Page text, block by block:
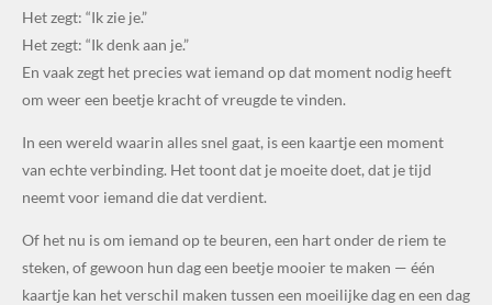
Het zegt: “Ik zie je.”
Het zegt: “Ik denk aan je.”
En vaak zegt het precies wat iemand op dat moment nodig heeft
om weer een beetje kracht of vreugde te vinden.
In een wereld waarin alles snel gaat, is een kaartje een moment
van echte verbinding. Het toont dat je moeite doet, dat je tijd
neemt voor iemand die dat verdient.
Of het nu is om iemand op te beuren, een hart onder de riem te
steken, of gewoon hun dag een beetje mooier te maken — één
kaartje kan het verschil maken tussen een moeilijke dag en een dag